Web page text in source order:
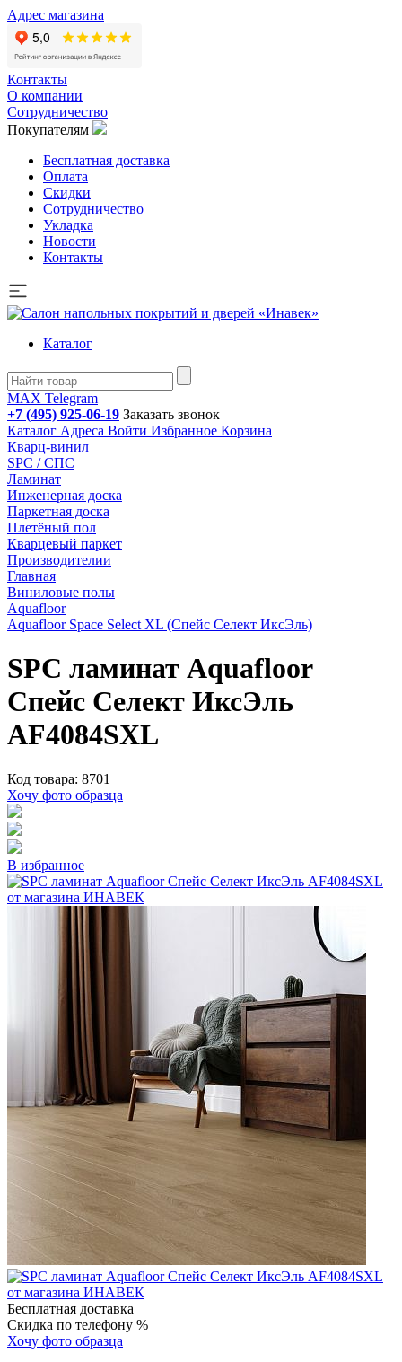
Адрес магазина
Контакты
О компании
Сотрудничество
Покупателям
Бесплатная доставка
Оплата
Скидки
Сотрудничество
Укладка
Новости
Контакты
Каталог
MAX Telegram
+7 (495) 925-06-19 Заказать звонок
Каталог Адреса Войти Избранное Корзина
Кварц-винил
SPC / СПС
Ламинат
Инженерная доска
Паркетная доска
Плетёный пол
Кварцевый паркет
Производителии
Главная
Виниловые полы
Aquafloor
Aquafloor Space Select XL (Спейс Селект ИксЭль)
SPC ламинат Aquafloor
Спейс Селект ИксЭль
AF4084SXL
Код товара: 8701
Хочу фото образца
В избранное
Бесплатная доставка
Скидка по телефону %
Хочу фото образца